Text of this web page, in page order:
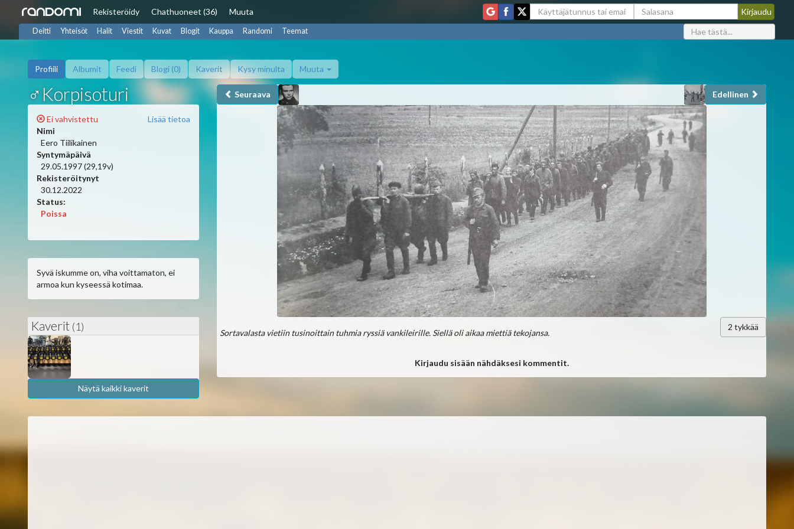
Rekisteröidy Chathuoneet (36) Muuta
Deitti Yhteisöt Halit Viestit Kuvat Blogit Kauppa Randomi Teemat
Profiili Albumit Feedi Blogi (0) Kaverit Kysy minulta Muuta
Seuraava Edellinen
Sortavalasta vietiin tusinoittain tuhmia ryssiä vankileirille. Siellä oli aikaa miettiä tekojansa.
2 tykkää
Kirjaudu sisään nähdäksesi kommentit.
♂Korpisoturi
Lisää tietoa
Ei vahvistettu
Nimi
Eero Tiilikainen
Syntymäpäivä
29.05.1997 (29,19v)
Rekisteröitynyt
30.12.2022
Status:
Poissa
Syvä iskumme on, viha voittamaton, ei
armoa kun kyseessä kotimaa.
Kaverit (1)
Näytä kaikki kaverit